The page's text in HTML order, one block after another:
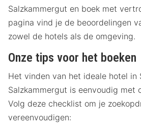
Salzkammergut en boek met
pagina vind je de beoordelingen
zowel de hotels als de omgeving.
Onze tips voor het boeken
Het vinden van het ideale hotel in
Salzkammergut is eenvoudig met
Volg deze checklist om je
vereenvoudigen: